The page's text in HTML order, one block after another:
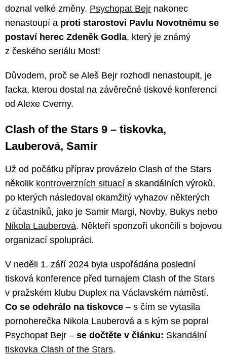
doznal velké změny. Psychopat Bejr nakonec
nenastoupí a proti starostovi Pavlu Novotnému se
postaví herec Zdeněk Godla, který je známý
z českého seriálu Most!
Důvodem, proč se Aleš Bejr rozhodl nenastoupit, je
facka, kterou dostal na závěrečné tiskové konferenci
od Alexe Cverny.
Clash of the Stars 9 – tiskovka,
Lauberová, Samir
Už od počátku příprav provázelo Clash of the Stars
několik kontroverzních situací a skandálních výroků,
po kterých následoval okamžitý vyhazov některých
z účastníků, jako je Samir Margi, Novby, Bukys nebo
Nikola Lauberová. Někteří sponzoři ukončili s bojovou
organizací spolupráci.
V neděli 1. září 2024 byla uspořádána poslední
tisková konference před turnajem Clash of the Stars
v pražském klubu Duplex na Václavském náměstí.
Co se odehrálo na tiskovce – s čím se vytasila
pornoherečka Nikola Lauberová a s kým se popral
Psychopat Bejr – se dočtěte v článku: Skandální
tiskovka Clash of the Stars.